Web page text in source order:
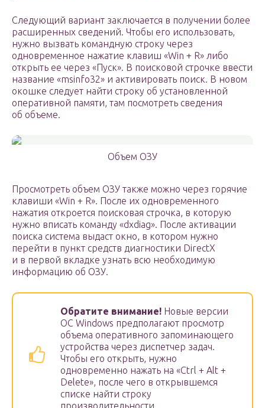
Следующий вариант заключается в получении более
расширенных сведений. Чтобы его использовать,
нужно вызвать командную строку через
одновременное нажатие клавиш «Win + R» либо
открыть ее через «Пуск». В поисковой строчке ввести
название «msinfo32» и активировать поиск. В новом
окошке следует найти строку об установленной
оперативной памяти, там посмотреть сведения
об объеме.
Объем ОЗУ
Просмотреть объем ОЗУ также можно через горячие
клавиши «Win + R». После их одновременного
нажатия откроется поисковая строчка, в которую
нужно вписать команду «dxdiag». После активации
поиска система выдаст окно, в котором нужно
перейти в пункт средств диагностики DirectX
и в первой вкладке узнать всю необходимую
информацию об ОЗУ.
Обратите внимание! Новые версии
ОС Windows предполагают просмотр
объема оперативного запоминающего
устройства через диспетчер задач.
Чтобы его открыть, нужно
одновременно нажать на «Ctrl + Alt +
Delete», после чего в открывшемся
списке найти строку
производительности.